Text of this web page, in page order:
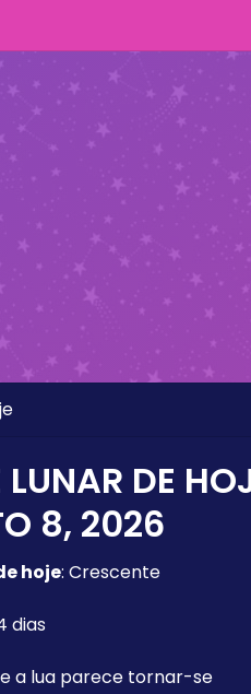
DE
8, 2026
hoje: Crescente
dias
a lua parece tornar-se